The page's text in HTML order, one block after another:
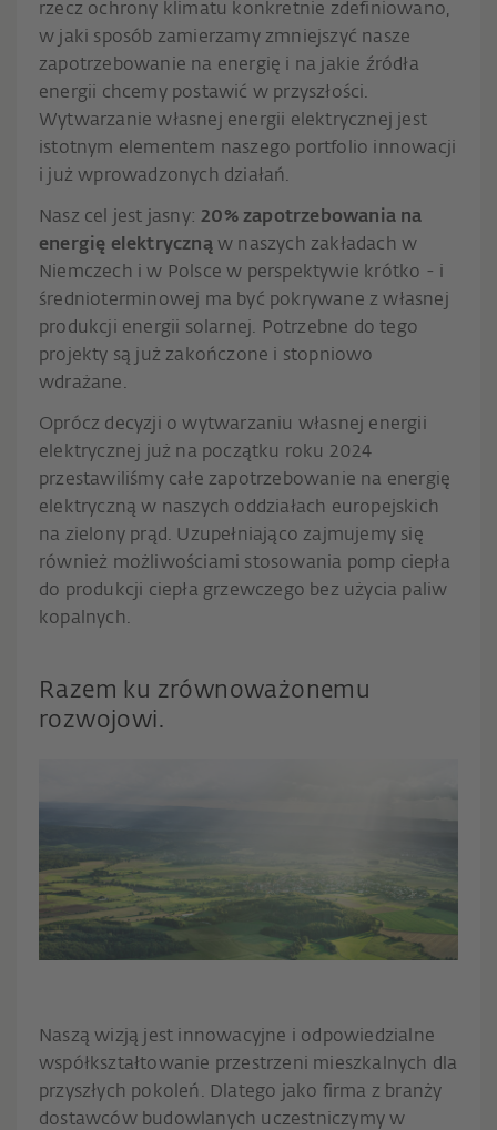
rzecz ochrony klimatu konkretnie zdefiniowano,
w jaki sposób zamierzamy zmniejszyć nasze
zapotrzebowanie na energię i na jakie źródła
energii chcemy postawić w przyszłości.
Wytwarzanie własnej energii elektrycznej jest
istotnym elementem naszego portfolio innowacji
i już wprowadzonych działań.
Nasz cel jest jasny:20% zapotrzebowania na
energię elektrycznąw naszych zakładach w
Niemczech i w Polsce w perspektywie krótko - i
średnioterminowej ma być pokrywane z własnej
produkcji energii solarnej. Potrzebne do tego
projekty są już zakończone i stopniowo
wdrażane.
Oprócz decyzji o wytwarzaniu własnej energii
elektrycznej już na początku roku 2024
przestawiliśmy całe zapotrzebowanie na energię
elektryczną w naszych oddziałach europejskich
na zielony prąd. Uzupełniająco zajmujemy się
również możliwościami stosowania pomp ciepła
do produkcji ciepła grzewczego bez użycia paliw
kopalnych.
Razem ku zrównoważonemu
rozwojowi.
Naszą wizją jest innowacyjne i odpowiedzialne
współkształtowanie przestrzeni mieszkalnych dla
przyszłych pokoleń. Dlatego jako firma z branży
dostawców budowlanych uczestniczymy w